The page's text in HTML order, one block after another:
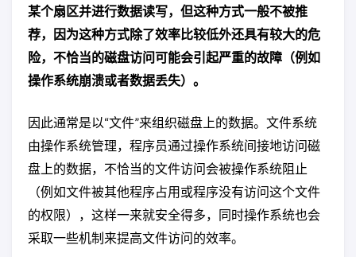
某个扇区并进行数据读写，但这种方式一般不被推
荐，因为这种方式除了效率比较低外还具有较大的危
险，不恰当的磁盘访问可能会引起严重的故障（例如
操作系统崩溃或者数据丢失）。
因此通常是以“文件”来组织磁盘上的数据。文件系统
由操作系统管理，程序员通过操作系统间接地访问磁
盘上的数据，不恰当的文件访问会被操作系统阻止
（例如文件被其他程序占用或程序没有访问这个文件
的权限），这样一来就安全得多，同时操作系统也会
采取一些机制来提高文件访问的效率。